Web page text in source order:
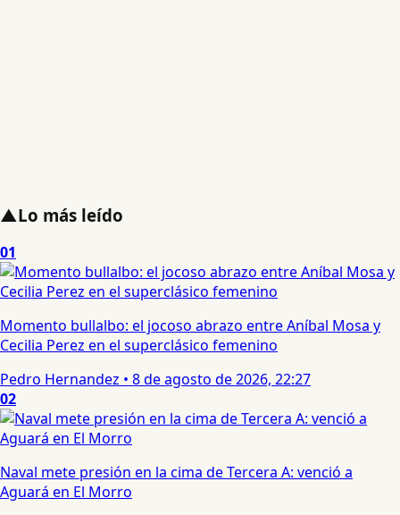
▲Lo más leído
01
Momento bullalbo: el jocoso abrazo entre Aníbal Mosa y
Cecilia Perez en el superclásico femenino
Pedro Hernandez • 8 de agosto de 2026, 22:27
02
Naval mete presión en la cima de Tercera A: venció a
Aguará en El Morro